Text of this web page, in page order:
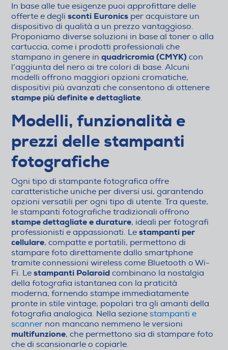
In base alle tue esigenze puoi approfittare delle
offerte e degli sconti Euronics per acquistare un
dispositivo di qualità a un prezzo vantaggioso.
Proponiamo diverse soluzioni in base al toner o alla
cartuccia, come i prodotti professionali che
stampano in genere in quadricromia (CMYK) con
l’aggiunta del nero ai tre colori di base. Alcuni
modelli offrono maggiori opzioni cromatiche,
dispositivi più avanzati che consentono di ottenere
stampe più definite e dettagliate.
Modelli, funzionalità e
prezzi delle stampanti
fotografiche
Ogni tipo di stampante fotografica offre
caratteristiche uniche per diversi usi, garantendo
opzioni versatili per ogni tipo di utente. Tra queste,
le stampanti fotografiche tradizionali offrono
stampe dettagliate e durature, ideali per fotografi
professionisti e appassionati. Le stampanti per
cellulare, compatte e portatili, permettono di
stampare foto direttamente dallo smartphone
tramite connessioni wireless come Bluetooth o Wi-
Fi. Le stampanti Polaroid combinano la nostalgia
della fotografia istantanea con la praticità
moderna, fornendo stampe immediatamente
pronte in stile vintage, popolari tra gli amanti della
fotografia analogica. Nella sezione stampanti e
scanner non mancano nemmeno le versioni
multifunzione, che permettono sia di stampare foto
che di scansionarle o copiarle.